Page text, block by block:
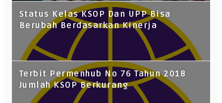
Status Kelas KSOP Dan UPP Bisa
Berubah Berdasarkan Kinerja
Terbit Permenhub No 76 Tahun 2018
Jumlah KSOP Berkurang